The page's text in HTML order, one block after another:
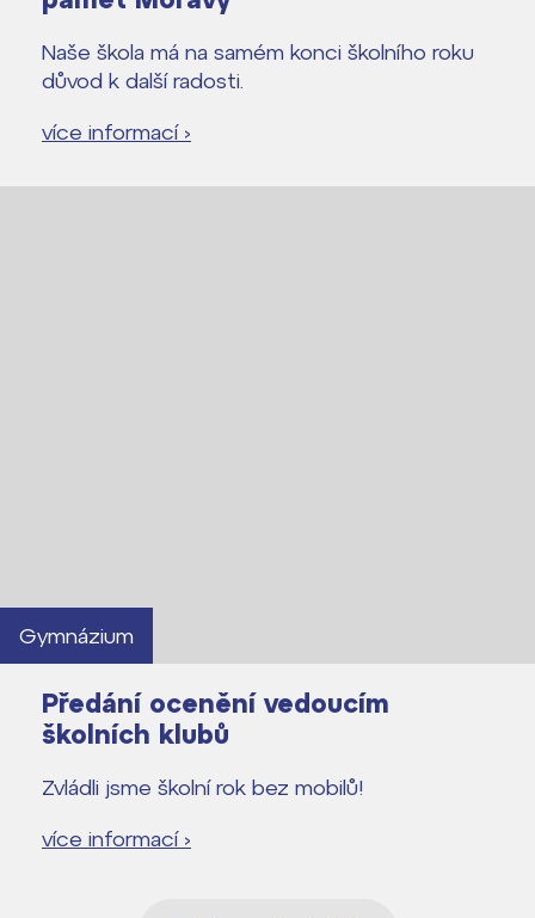
Naše škola má na samém konci školního roku
důvod k další radosti.
více informací ›
Gymnázium
Předání ocenění vedoucím
školních klubů
Zvládli jsme školní rok bez mobilů!
více informací ›
Kontakt